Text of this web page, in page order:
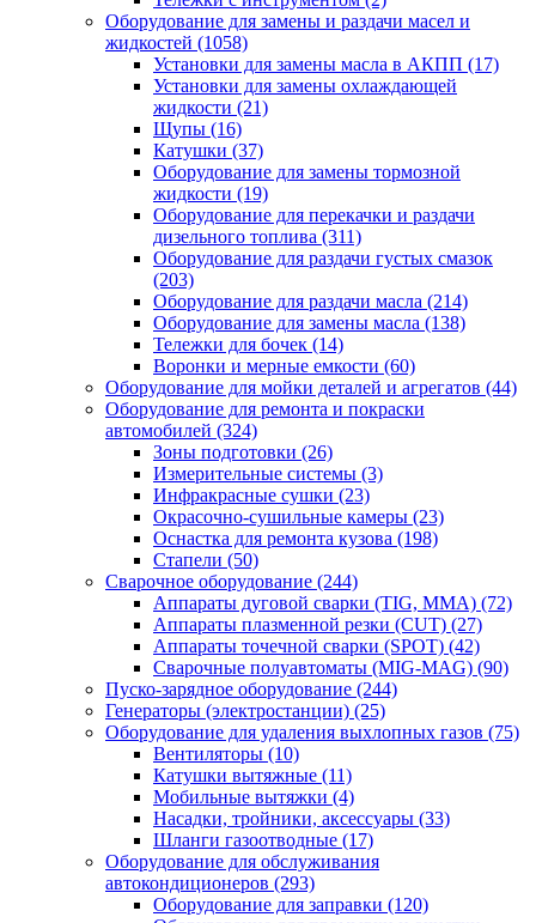
Оборудование для замены и раздачи масел и
жидкостей (1058)
Установки для замены масла в АКПП (17)
Установки для замены охлаждающей
жидкости (21)
Щупы (16)
Катушки (37)
Оборудование для замены тормозной
жидкости (19)
Оборудование для перекачки и раздачи
дизельного топлива (311)
Оборудование для раздачи густых смазок
(203)
Оборудование для раздачи масла (214)
Оборудование для замены масла (138)
Тележки для бочек (14)
Воронки и мерные емкости (60)
Оборудование для мойки деталей и агрегатов (44)
Оборудование для ремонта и покраски
автомобилей (324)
Зоны подготовки (26)
Измерительные системы (3)
Инфракрасные сушки (23)
Окрасочно-сушильные камеры (23)
Оснастка для ремонта кузова (198)
Стапели (50)
Сварочное оборудование (244)
Аппараты дуговой сварки (TIG, MMA) (72)
Аппараты плазменной резки (CUT) (27)
Аппараты точечной сварки (SPOT) (42)
Сварочные полуавтоматы (MIG-MAG) (90)
Пуско-зарядное оборудование (244)
Генераторы (электростанции) (25)
Оборудование для удаления выхлопных газов (75)
Вентиляторы (10)
Катушки вытяжные (11)
Мобильные вытяжки (4)
Насадки, тройники, аксессуары (33)
Шланги газоотводные (17)
Оборудование для обслуживания
автокондиционеров (293)
Оборудование для заправки (120)